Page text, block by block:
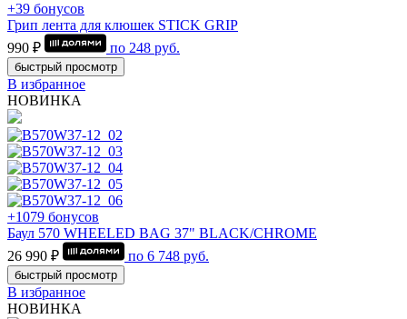
+39 бонусов
Грип лента для клюшек STICK GRIP
990 ₽
по 248 руб.
быстрый просмотр
В избранное
НОВИНКА
+1079 бонусов
Баул 570 WHEELED BAG 37" BLACK/CHROME
26 990 ₽
по 6 748 руб.
быстрый просмотр
В избранное
НОВИНКА